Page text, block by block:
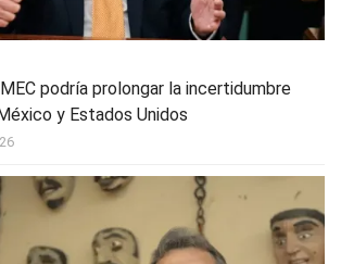
podría prolongar la incertidumbre
y Estados Unidos